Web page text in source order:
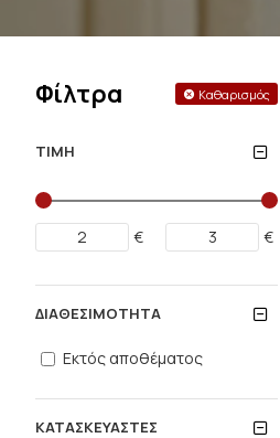
Φίλτρα Καθαρισμός
ΤΙΜΉ
€ €
ΚΑΤΑΣΚΕΥΑΣΤΈΣ
ΔΙΑΘΕΣΙΜΌΤΗΤΑ
Εκτός αποθέματος